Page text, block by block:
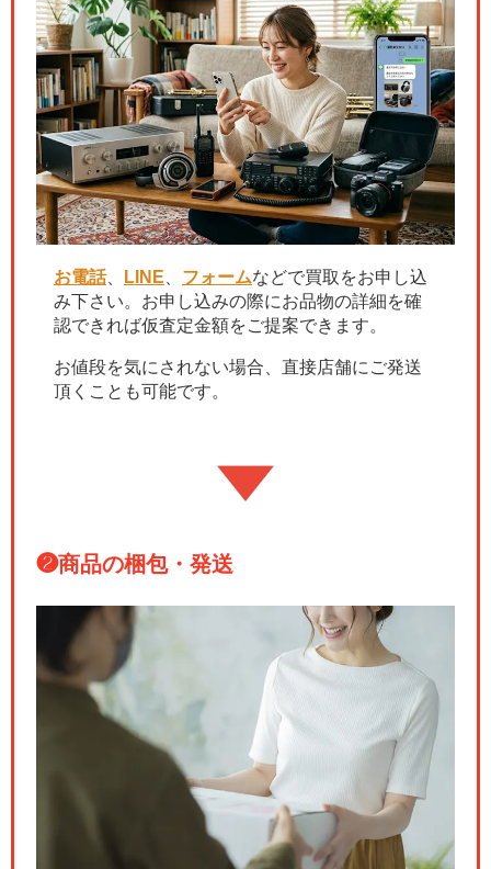
お電話、 LINE フォームなどで買取をお申し込
み下さい。お申し込みの際にお品物の詳細を確
認できれば仮査定金額をご提案できます。
お値段を気にされない場合、直接店舗にご発送
頂くことも可能です。
❷商品の梱包・発送